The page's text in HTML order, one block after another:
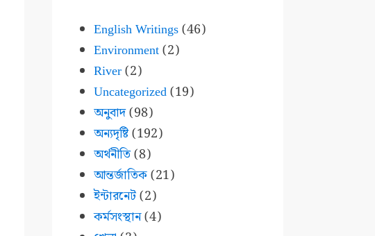
English Writings(46)
Environment(2)
River(2)
Uncategorized(19)
অনুবাদ(98)
অন্যদৃষ্টি(192)
অর্থনীতি(8)
আন্তর্জাতিক(21)
ইন্টারনেট(2)
কর্মসংস্থান(4)